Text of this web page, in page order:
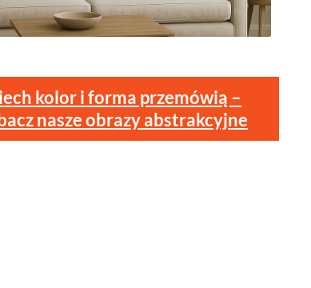
kolor i forma przemówią –
nasze obrazy abstrakcyjne